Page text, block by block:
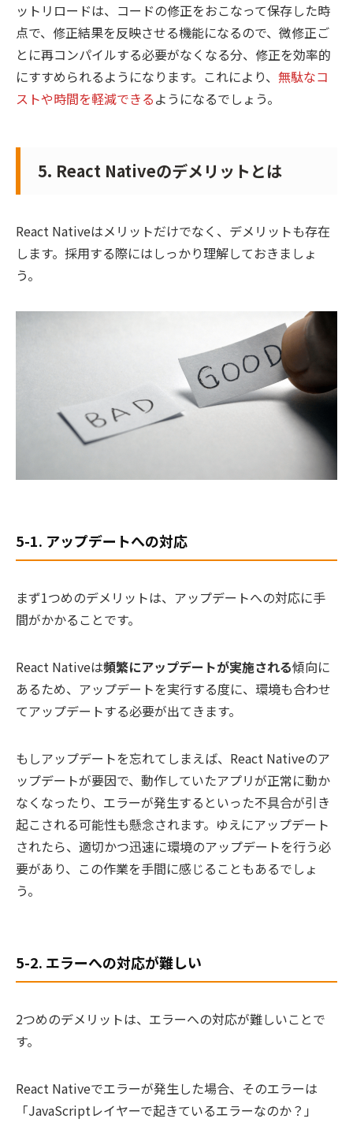
ットリロードは、コードの修正をおこなって保存した時
点で、修正結果を反映させる機能になるので、微修正ご
とに再コンパイルする必要がなくなる分、修正を効率的
にすすめられるようになります。これにより、 無駄なコ
ストや時間を軽減できるようになるでしょう。
5. React Nativeのデメリットとは
React Nativeはメリットだけでなく、デメリットも存在
します。採用する際にはしっかり理解しておきましょ
う。
5-1. アップデートへの対応
まず1つめのデメリットは、アップデートへの対応に手
間がかかることです。
React Nativeは頻繁にアップデートが実施される傾向に
あるため、アップデートを実行する度に、環境も合わせ
てアップデートする必要が出てきます。
もしアップデートを忘れてしまえば、React Nativeのア
ップデートが要因で、動作していたアプリが正常に動か
なくなったり、エラーが発生するといった不具合が引き
起こされる可能性も懸念されます。ゆえにアップデート
されたら、適切かつ迅速に環境のアップデートを行う必
要があり、この作業を手間に感じることもあるでしょ
う。
5-2. エラーへの対応が難しい
2つめのデメリットは、エラーへの対応が難しいことで
す。
React Nativeでエラーが発生した場合、そのエラーは
「JavaScriptレイヤーで起きているエラーなのか？」